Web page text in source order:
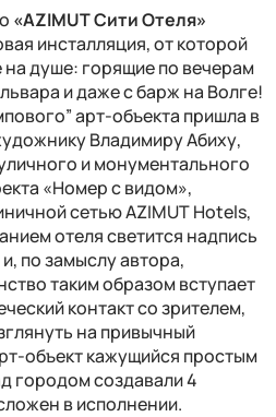
«AZIMUTСити Отеля»
инсталляция, от которой
на душе: горящие по вечерам
и даже с барж на Волге!
арт-объекта пришла в
Владимиру Абиху,
и монументального
«Номер с видом»,
сетьюAZIMUT Hotels,
отеля светится надпись
по замыслу автора,
таким образом вступает
контакт со зрителем,
на привычный
объект кажущийся простым
городом создавали 4
в исполнении.